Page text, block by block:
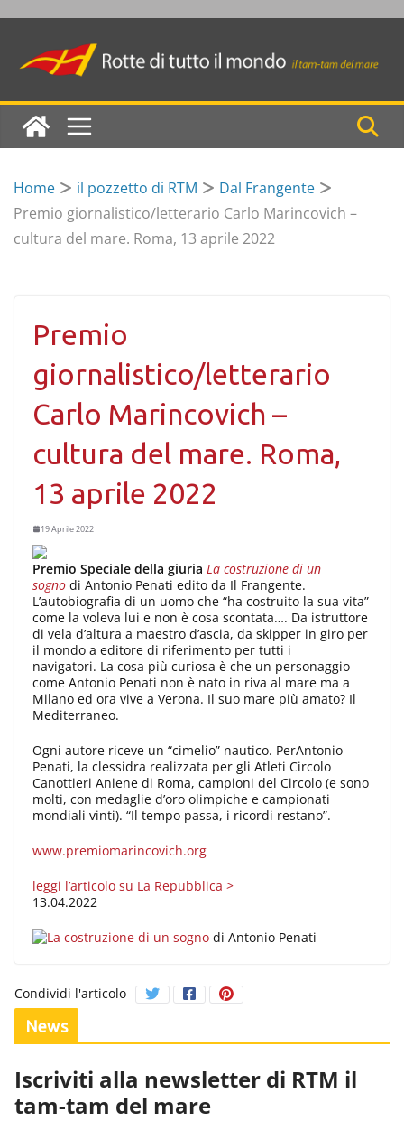
to
Home il pozzetto di RTM
Dal Frangente
Premio giornalistico/letterario Carlo Marincovich –
cultura del mare. Roma, 13 aprile 2022
Premio
giornalistico/letterario
Carlo Marincovich –
cultura del mare. Roma,
13 aprile 2022
19 Aprile 2022
Premio Speciale della giuria La costruzione di un
sogno di Antonio Penati edito da Il Frangente.
L’autobiografia di un uomo che “ha costruito la sua vita”
come la voleva lui e non è cosa scontata…. Da istruttore
di vela d’altura a maestro d’ascia, da skipper in giro per
il mondo a editore di riferimento per tutti i
navigatori. La cosa più curiosa è che un personaggio
come Antonio Penati non è nato in riva al mare ma a
Milano ed ora vive a Verona. Il suo mare più amato? Il
Mediterraneo.
Ogni autore riceve un “cimelio” nautico. PerAntonio
Penati, la clessidra realizzata per gli Atleti Circolo
Canottieri Aniene di Roma, campioni del Circolo (e sono
molti, con medaglie d’oro olimpiche e campionati
mondiali vinti). “Il tempo passa, i ricordi restano”.
www.premiomarincovich.org
leggi l’articolo su La Repubblica >
13.04.2022
La costruzione di un sogno di Antonio Penati
Condividi l'articolo
News
Iscriviti alla newsletter di RTM il
tam-tam del mare